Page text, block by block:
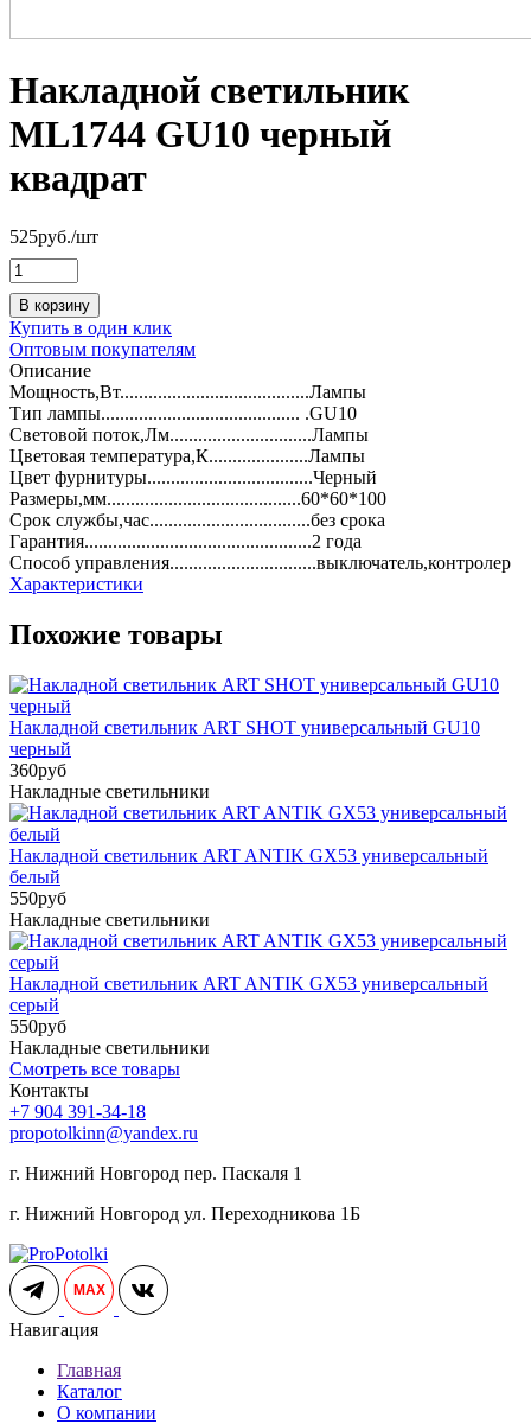
Накладной светильник
ML1744 GU10 черный
квадрат
525руб./шт
В корзину
Купить в один клик
Оптовым покупателям
Описание
Мощность,Вт........................................Лампы
Тип лампы.......................................... .GU10
Световой поток,Лм..............................Лампы
Цветовая температура,К.....................Лампы
Цвет фурнитуры...................................Черный
Размеры,мм.........................................60*60*100
Срок службы,час..................................без срока
Гарантия................................................2 года
Способ управления...............................выключатель,контролер
Характеристики
Похожие товары
Накладной светильник ART SHOT универсальный GU10
черный
360руб
Накладные светильники
Накладной светильник ART ANTIK GX53 универсальный
белый
550руб
Накладные светильники
Накладной светильник ART ANTIK GX53 универсальный
серый
550руб
Накладные светильники
Смотреть все товары
Контакты
+7 904 391-34-18
propotolkinn@yandex.ru
г. Нижний Новгород пер. Паскаля 1
г. Нижний Новгород ул. Переходникова 1Б
MAX
Навигация
Главная
Каталог
О компании